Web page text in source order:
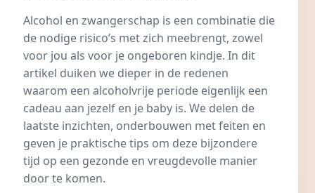
Alcohol en zwangerschap is een combinatie die
de nodige risico’s met zich meebrengt, zowel
voor jou als voor je ongeboren kindje. In dit
artikel duiken we dieper in de redenen
waarom een alcoholvrije periode eigenlijk een
cadeau aan jezelf en je baby is. We delen de
laatste inzichten, onderbouwen met feiten en
geven je praktische tips om deze bijzondere
tijd op een gezonde en vreugdevolle manier
door te komen.